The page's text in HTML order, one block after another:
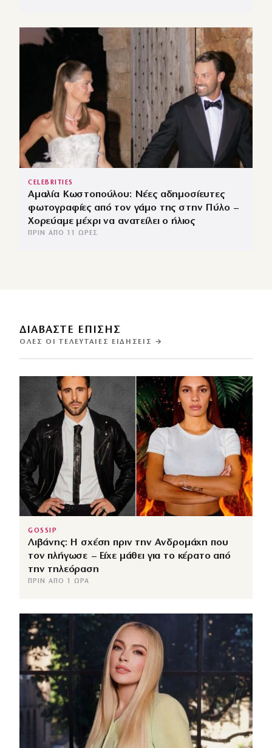
CELEBRITIES
Αμαλία Κωστοπούλου: Νέες αδημοσίευτες
φωτογραφίες από τον γάμο της στην Πύλο –
Χορεύαμε μέχρι να ανατείλει ο ήλιος
ΠΡΙΝ ΑΠΌ 11 ΏΡΕΣ
ΔΙΑΒΑΣΤΕ ΕΠΙΣΗΣ
ΌΛΕΣ ΟΙ ΤΕΛΕΥΤΑΊΕΣ ΕΙΔΉΣΕΙΣ →
GOSSIP
Λιβάνης: Η σχέση πριν την Ανδρομάχη που
τον πλήγωσε – Είχε μάθει για το κέρατο από
την τηλεόραση
ΠΡΙΝ ΑΠΌ 1 ΏΡΑ